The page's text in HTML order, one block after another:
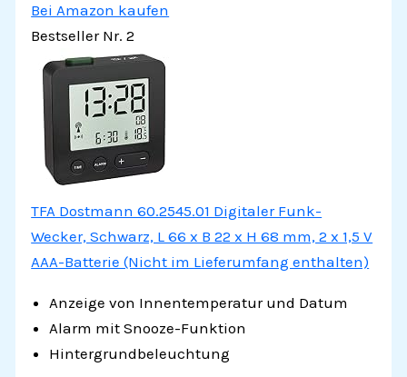
Bei Amazon kaufen
Bestseller Nr. 2
TFA Dostmann 60.2545.01 Digitaler Funk-
Wecker, Schwarz, L 66 x B 22 x H 68 mm, 2 x 1,5 V
AAA-Batterie (Nicht im Lieferumfang enthalten)
Anzeige von Innentemperatur und Datum
Alarm mit Snooze-Funktion
Hintergrundbeleuchtung